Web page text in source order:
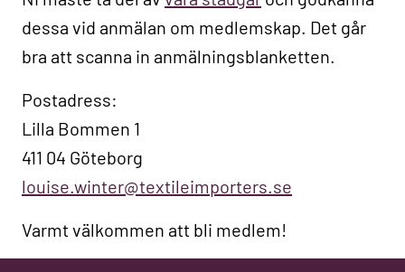
dessa vid anmälan om medlemskap. Det går
bra att scanna in anmälningsblanketten.
Postadress:
Lilla Bommen 1
411 04 Göteborg
louise.winter@textileimporters.se
Varmt välkommen att bli medlem!